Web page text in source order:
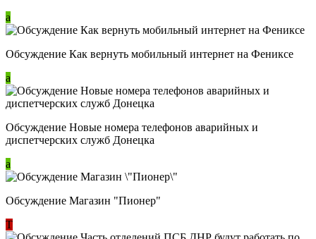
a
Обсуждение Как вернуть мобильный интернет на Фениксе
a
Обсуждение Новые номера телефонов аварийных и
диспетчерских служб Донецка
a
Обсуждение Магазин "Пионер"
Т